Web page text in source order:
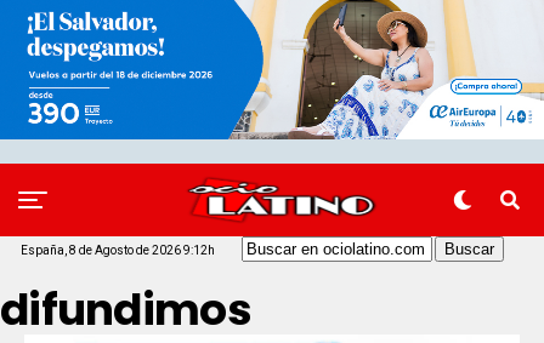
España, 8 de Agosto de 2026 9:12h
difundimos